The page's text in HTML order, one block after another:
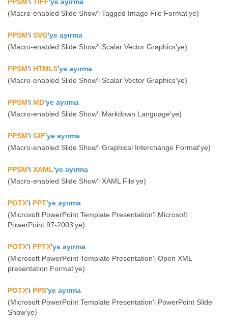
(Macro-enabled Slide Show'i Tagged Image File Format'ye)
PPSM'i SVG'ye ayırma
(Macro-enabled Slide Show'i Scalar Vector Graphics'ye)
PPSM'i HTML5'ye ayırma
(Macro-enabled Slide Show'i Scalar Vector Graphics'ye)
PPSM'i MD'ye ayırma
(Macro-enabled Slide Show'i Markdown Language'ye)
PPSM'i GIF'ye ayırma
(Macro-enabled Slide Show'i Graphical Interchange Format'ye)
PPSM'i XAML'ye ayırma
(Macro-enabled Slide Show'i XAML File'ye)
POTX'i PPT'ye ayırma
(Microsoft PowerPoint Template Presentation'i Microsoft
PowerPoint 97-2003'ye)
POTX'i PPTX'ye ayırma
(Microsoft PowerPoint Template Presentation'i Open XML
presentation Format'ye)
POTX'i PPS'ye ayırma
(Microsoft PowerPoint Template Presentation'i PowerPoint Slide
Show'ye)